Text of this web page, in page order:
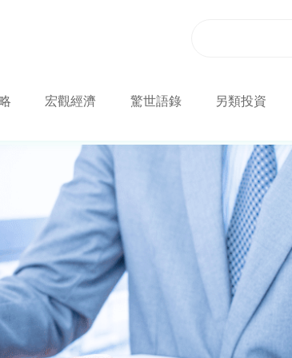
宏觀經濟 驚世語錄 另類投資